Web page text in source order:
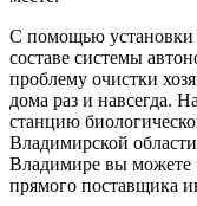
С помощью установки
составе системы
проблему очистки
дома раз и навсегда.
станцию
Владимирской
Владимире вы
прямого поставщика